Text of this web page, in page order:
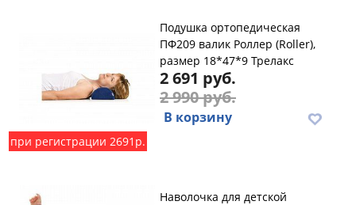
при регистрации 2691р.
Подушка ортопедическая
ПФ209 валик Роллер (Roller),
размер 18*47*9 Трелакс
2 691 руб.
2 990 руб.
В корзину
Наволочка для детской